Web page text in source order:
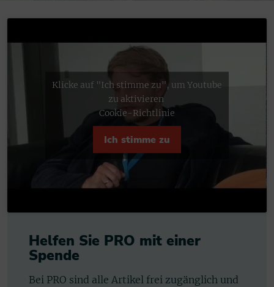
Klicke auf "Ich stimme zu", um Youtube
zu aktivieren
Cookie-Richtlinie
Ich stimme zu
Helfen Sie PRO mit einer
Spende
Bei PRO sind alle Artikel frei zugänglich und